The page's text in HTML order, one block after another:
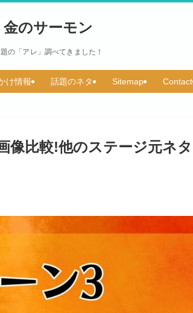
金のサーモン
の「アレ」調べてきました！
け情報 話題のネタ Sitemap Contact
像比較!他のステージ元ネタ